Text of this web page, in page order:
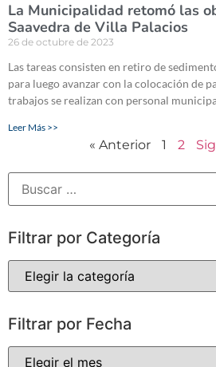
La Municipalidad retomó las
Saavedra de Villa Palacios
26 de octubre de 2023
Las tareas consisten en retiro de
para luego avanzar con la colocación de
trabajos se realizan con personal
Leer Más >>
« Anterior 1 2
Filtrar por Categoría
Filtrar por Fecha